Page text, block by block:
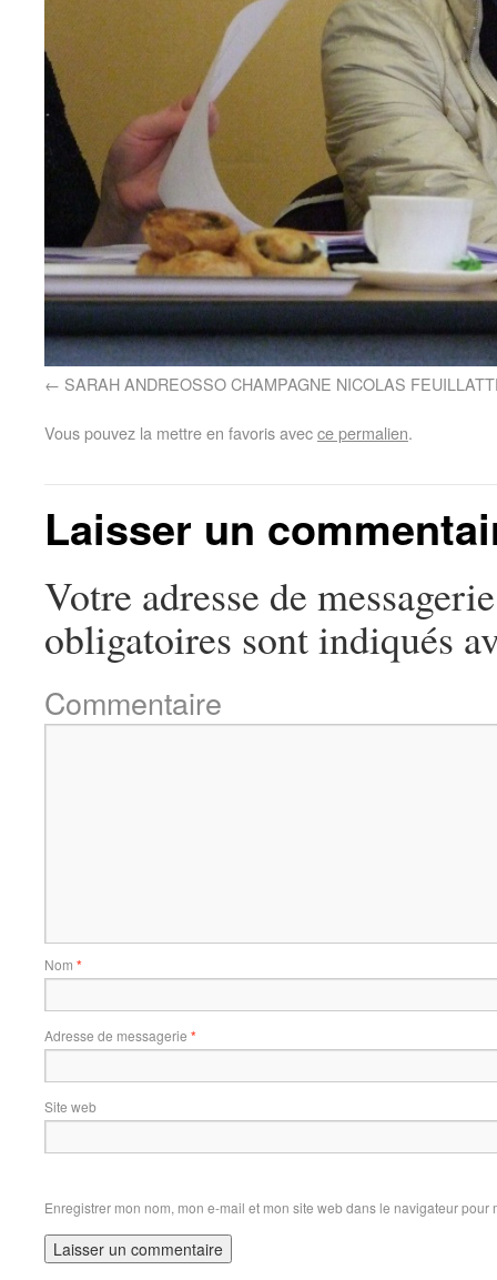
SARAH ANDREOSSO CHAMPAGNE NICOLAS
Vous pouvez la mettre en favoris avecce permalien.
Laisser un
Votre adresse de
obligatoires sont indiqués
Commentaire
Nom *
Adresse de messagerie *
Site web
Enregistrer mon nom, mon e-mail et mon site web dans le navigateur pour